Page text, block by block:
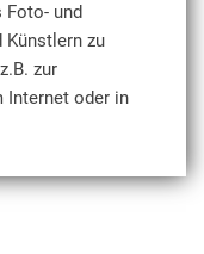
Foto- und
Künstlern zu
zur
Internet oder in